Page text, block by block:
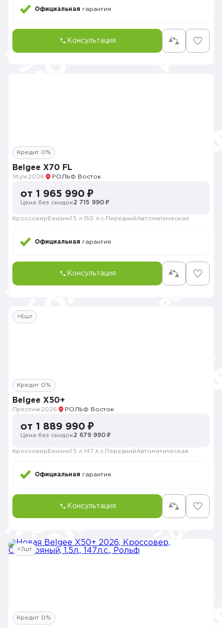
Официальная гарантия
Консультация
Кредит 0%
Belgee X70 FL
Style2026 РОЛЬФ Восток
от 1 965 990 ₽
Цена без скидок2 715 990 ₽
Кроссовер Бензин1.5 л. 150 л.с. ПереднийАвтоматическая
Официальная гарантия
Консультация
>6шт
Кредит 0%
Belgee X50+
Престиж2026 РОЛЬФ Восток
от 1 889 990 ₽
Цена без скидок2 679 990 ₽
Кроссовер Бензин1.5 л. 147 л.с. ПереднийАвтоматическая
Официальная гарантия
Консультация
>7шт
Кредит 0%